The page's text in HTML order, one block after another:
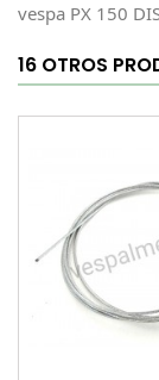
vespa PX 150
16 OTROS